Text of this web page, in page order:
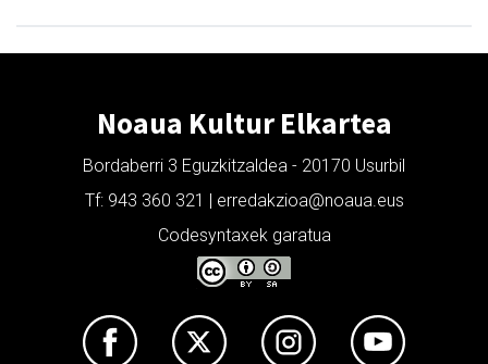
Noaua Kultur Elkartea
Bordaberri 3 Eguzkitzaldea - 20170 Usurbil
Tf: 943 360 321 | erredakzioa@noaua.eus
Codesyntaxek garatua